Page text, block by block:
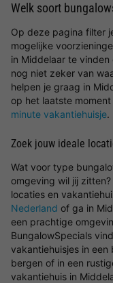
Welk soort
Op deze pagina filter
mogelijke
in Middelaar te vinden
nog niet zeker van
helpen je graag in
op het laatste
minute vakantiehuisje.
Zoek jouw ideale
Wat voor type
omgeving wil jij
locaties en
Nederland of ga in
een prachtige
BungalowSpecials
vakantiehuisjes in
bergen of in een
vakantiehuis in